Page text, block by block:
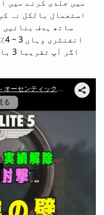
میں جلدی کرنے میں
استعمال بالکل نہ
ساتھ ہدف بنائیں